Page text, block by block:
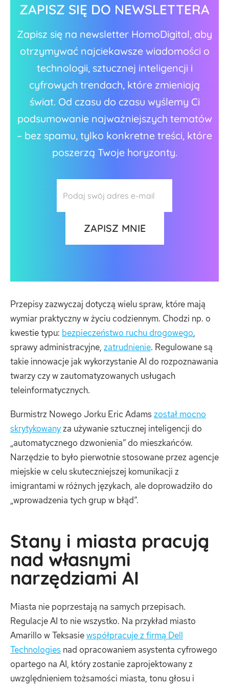
ZAPISZ SIĘ DO NEWSLETTERA
Zapisz się na newsletter HomoDigital, aby
otrzymywać najciekawsze wiadomości o
technologii, sztucznej inteligencji i
cyfrowych trendach, które zmieniają
świat. Od czasu do czasu wyślemy Ci
podsumowanie najważniejszych tematów
– bez spamu, tylko konkretne treści, które
poszerzą Twoje horyzonty.
Przepisy zazwyczaj dotyczą wielu spraw, które mają
wymiar praktyczny w życiu codziennym. Chodzi np. o
kwestie typu: bezpieczeństwo ruchu drogowego,
sprawy administracyjne, zatrudnienie. Regulowane są
takie innowacje jak wykorzystanie AI do rozpoznawania
twarzy czy w zautomatyzowanych usługach
teleinformatycznych.
Burmistrz Nowego Jorku Eric Adams został mocno
skrytykowanyza używanie sztucznej inteligencji do
„automatycznego dzwonienia” do mieszkańców.
Narzędzie to było pierwotnie stosowane przez agencje
miejskie w celu skuteczniejszej komunikacji z
imigrantami w różnych językach, ale doprowadziło do
„wprowadzenia tych grup w błąd”.
Stany i miasta pracują
nad własnymi
narzędziami AI
Miasta nie poprzestają na samych przepisach.
Regulacje AI to nie wszystko. Na przykład miasto
Amarillo w Teksasiewspółpracuje z firmą Dell
Technologies nad opracowaniem asystenta cyfrowego
opartego na AI, który zostanie zaprojektowany z
uwzględnieniem tożsamości miasta, tonu głosu i